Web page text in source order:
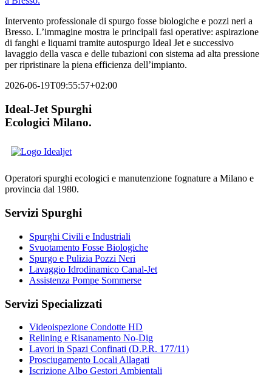
Intervento professionale di spurgo fosse biologiche e pozzi neri a
Bresso. L’immagine mostra le principali fasi operative: aspirazione
di fanghi e liquami tramite autospurgo Ideal Jet e successivo
lavaggio della vasca e delle tubazioni con sistema ad alta pressione
per ripristinare la piena efficienza dell’impianto.
2026-06-19T09:55:57+02:00
Ideal-Jet Spurghi
Ecologici Milano.
Operatori spurghi ecologici e manutenzione fognature a Milano e
provincia dal 1980.
Servizi Spurghi
Spurghi Civili e Industriali
Svuotamento Fosse Biologiche
Spurgo e Pulizia Pozzi Neri
Lavaggio Idrodinamico Canal-Jet
Assistenza Pompe Sommerse
Servizi Specializzati
Videoispezione Condotte HD
Relining e Risanamento No-Dig
Lavori in Spazi Confinati (D.P.R. 177/11)
Prosciugamento Locali Allagati
Iscrizione Albo Gestori Ambientali